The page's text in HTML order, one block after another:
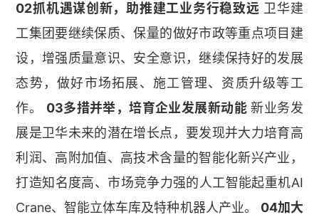
02抓机遇谋创新，助推建工业务行稳致远 卫华建
工集团要继续保质、保量的做好市政等重点项目建
设，增强质量意识、安全意识，继续保持好的发展
态势，做好市场拓展、施工管理、资质升级等工
作。 03多措并举，培育企业发展新动能新业务发
展是卫华未来的潜在增长点，要发现并大力培育高
利润、高附加值、高技术含量的智能化新兴产业，
打造知名度高、市场竞争力强的人工智能起重机AI
Crane、智能立体车库及特种机器人产业。 04加大